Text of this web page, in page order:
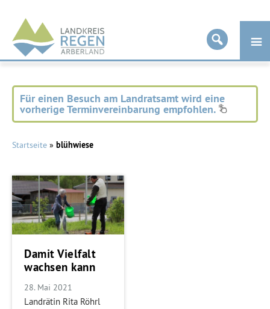
Landkreis
Regen
Für einen Besuch am Landratsamt wird eine
vorherige Terminvereinbarung empfohlen.
Startseite » blühwiese
Damit Vielfalt
wachsen kann
28. Mai 2021
Landrätin Rita Röhrl